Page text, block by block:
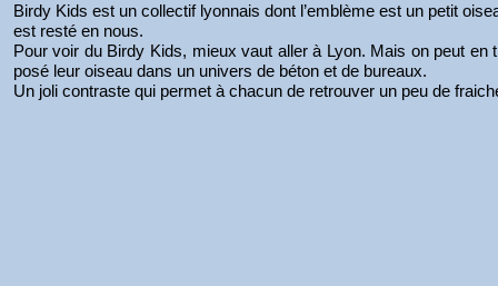
Birdy Kids est un collectif lyonnais dont l’emblème est un petit
est resté en nous.
Pour voir du Birdy Kids, mieux vaut aller à Lyon. Mais on peut
posé leur oiseau dans un univers de béton et de bureaux.
Un joli contraste qui permet à chacun de retrouver un peu de